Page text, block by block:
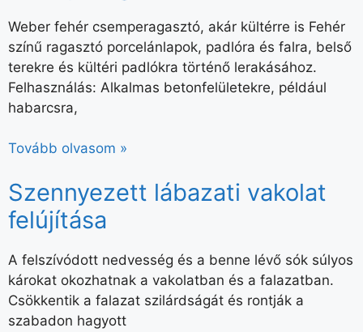
Weber fehér csemperagasztó, akár kültérre is Fehér
színű ragasztó porcelánlapok, padlóra és falra, belső
terekre és kültéri padlókra történő lerakásához.
Felhasználás: Alkalmas betonfelületekre, például
habarcsra,
Tovább olvasom »
Szennyezett lábazati vakolat
felújítása
A felszívódott nedvesség és a benne lévő sók súlyos
károkat okozhatnak a vakolatban és a falazatban.
Csökkentik a falazat szilárdságát és rontják a
szabadon hagyott